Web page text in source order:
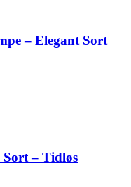
– Elegant Sort
– Tidløs